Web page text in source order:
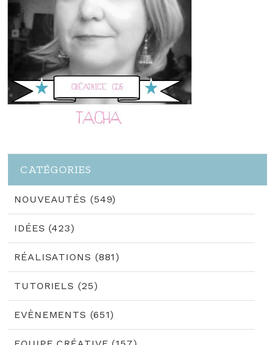
CATÉGORIES
NOUVEAUTÉS (549)
IDÉES (423)
RÉALISATIONS (881)
TUTORIELS (25)
EVÈNEMENTS (651)